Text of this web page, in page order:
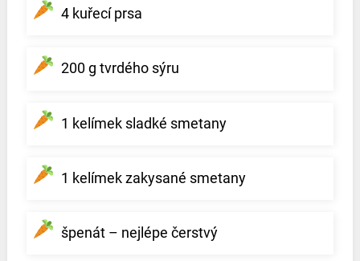
4 kuřecí prsa
200 g tvrdého sýru
1 kelímek sladké smetany
1 kelímek zakysané smetany
špenát – nejlépe čerstvý